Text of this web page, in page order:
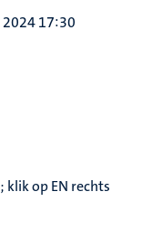
17:30
op EN rechts